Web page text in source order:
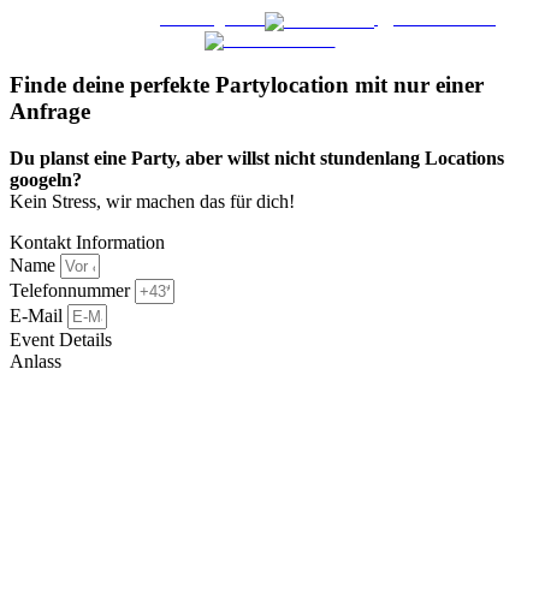
Finde deine perfekte Partylocation mit nur einer
Anfrage​
Du planst eine Party, aber willst nicht stundenlang Locations
googeln?
Kein Stress, wir machen das für dich!
Kontakt Information
Name
Telefonnummer
E-Mail
Event Details
Anlass